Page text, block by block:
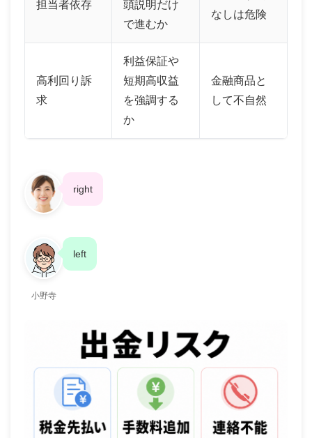
担当者依存
頭説明だけ
で進むか
なしは危険
高利回り訴
求
利益保証や
短期高収益
を強調する
か
金融商品と
して不自然
right
小野寺
left